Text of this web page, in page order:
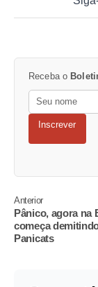
Receba o
Inscrever
Anterior
Pânico, agora na
começa
Panicats